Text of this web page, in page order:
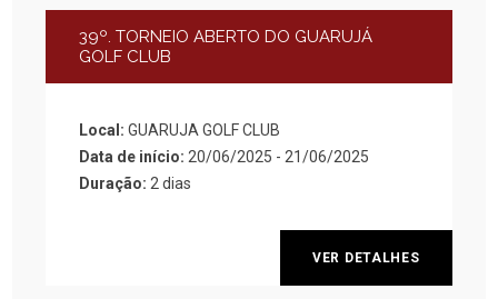
39º. TORNEIO ABERTO DO GUARUJÁ
GOLF CLUB
Local:GUARUJA GOLF CLUB
Data de início: 20/06/2025 - 21/06/2025
Duração: 2 dias
VER DETALHES